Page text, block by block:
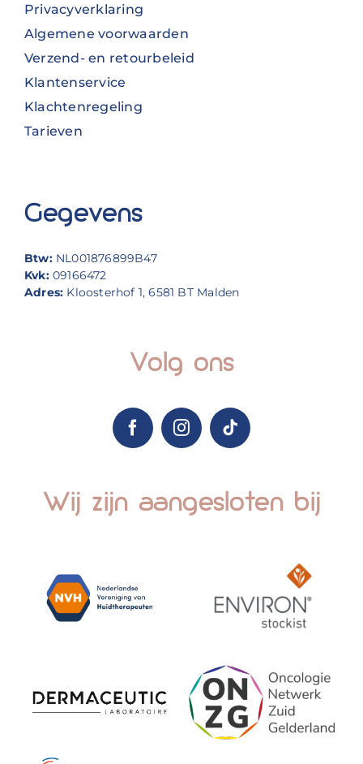
Privacyverklaring
Algemene voorwaarden
Verzend- en retourbeleid
Klantenservice
Klachtenregeling
Tarieven
Gegevens
Btw: NL001876899B47
Kvk:09166472
Adres: Kloosterhof 1, 6581 BT Malden
Volg ons
Wij zijn aangesloten bij